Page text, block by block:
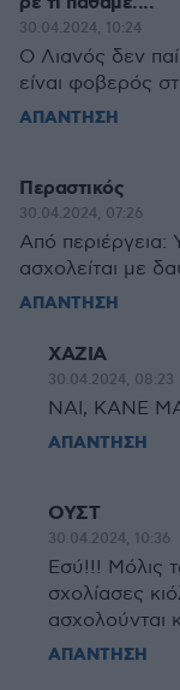
30.04.2024, 10:24
Ο Λιανός δεν
είναι φοβερός
ΑΠΑΝΤΗΣΗ
Περαστικός
30.04.2024, 07:26
Από
ασχολείται με
ΑΠΑΝΤΗΣΗ
ΧΑΖΙΑ
30.04.2024, 08:23
ΝΑΙ, ΚΑΝΕ
ΑΠΑΝΤΗΣΗ
ΟΥΣΤ
30.04.2024, 10:36
Εσύ!!! Μόλις
σχολίασες
ασχολούνται
ΑΠΑΝΤΗΣΗ